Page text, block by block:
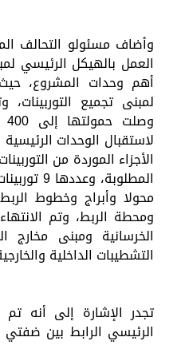
وأضاف مسئولو التحالف
العمل بالهيكل الرئيسي
أهم وحدات المشروع،
لاستقبال الوحدات الرئيسية
الأجزاء الموردة من
محولا وأبراج وخطوط
ومحطة الربط، وتم
الخرسانية ومبنى مخارج
التشطيبات الداخلية
تجدر الإشارة إلى أنه تم
الرئيسي الرابط بين